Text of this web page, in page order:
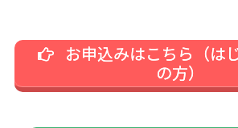
お申込みはこちら（は
の方）